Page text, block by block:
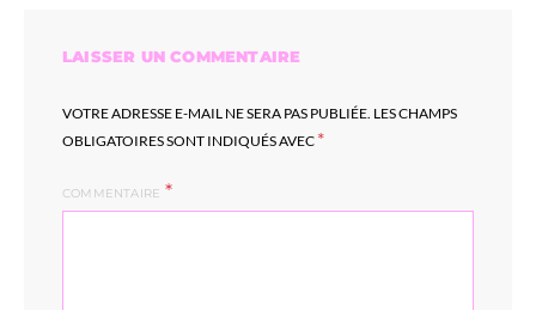
LAISSER UN COMMENTAIRE
VOTRE ADRESSE E-MAIL NE SERA PAS PUBLIÉE. LES CHAMPS
OBLIGATOIRES SONT INDIQUÉS AVEC *
COMMENTAIRE